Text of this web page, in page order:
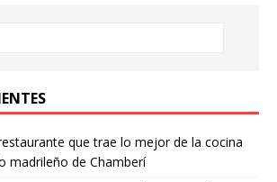
que trae lo mejor de la cocina
madrileño de Chamberí